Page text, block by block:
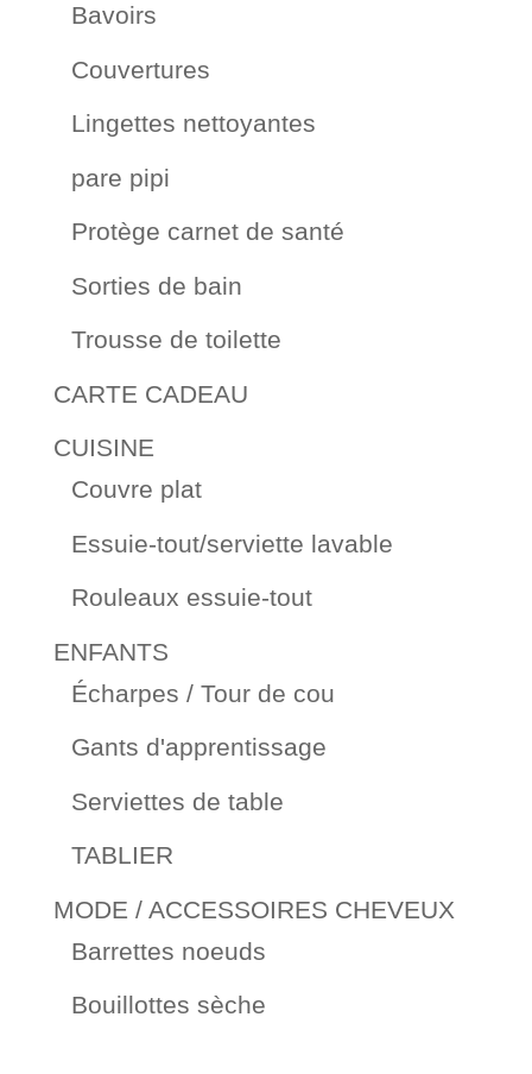
Bavoirs
Couvertures
Lingettes nettoyantes
pare pipi
Protège carnet de santé
Sorties de bain
Trousse de toilette
CARTE CADEAU
CUISINE
Couvre plat
Essuie-tout/serviette lavable
Rouleaux essuie-tout
ENFANTS
Écharpes / Tour de cou
Gants d'apprentissage
Serviettes de table
TABLIER
MODE / ACCESSOIRES CHEVEUX
Barrettes noeuds
Bouillottes sèche